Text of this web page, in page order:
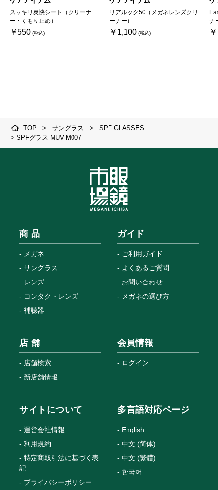
スッキリ爽快シート（クリーナ
ー・くもり止め）
￥550
リアルック50（メガネレンズクリ
ーナー）
￥1,100
ナ
TOP > サングラス >
SPF GLASSES
> SPFグラス MUV-M007
商 品
メガネ
サングラス
レンズ
コンタクトレンズ
補聴器
ガイド
ご利用ガイド
よくあるご質問
お問い合わせ
メガネの選び方
店 舗
店舗検索
新店舗情報
会員情報
ログイン
サイトについて
運営会社情報
利用規約
特定商取引法に基づく表
記
プライバシーポリシー
多言語対応ページ
English
中文 (简体)
中文 (繁體)
한국어